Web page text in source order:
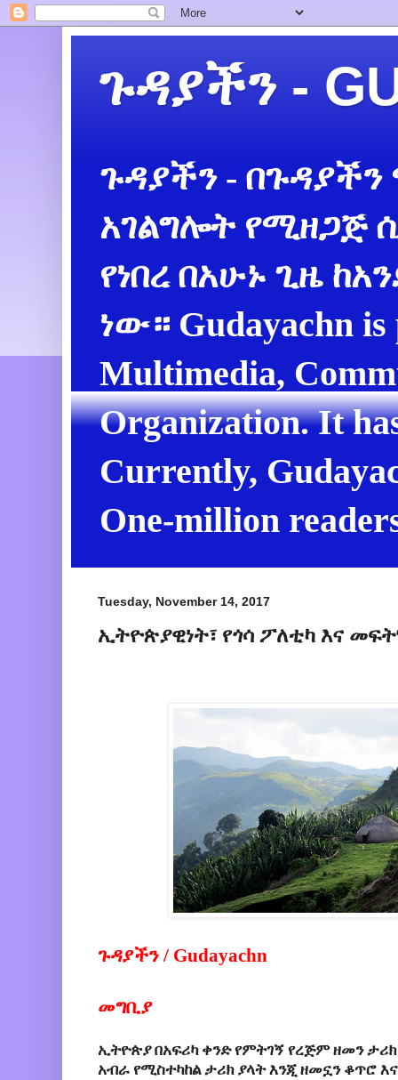
ጉዳያችን -
ጉዳያችን -
አገልግሎት የሚዘጋጅ
የነበረ በአሁኑ ጊዜ
ነው። Gudayachn is
Multimedia,
Organization. It
Currently,
One-million
Tuesday, November 14, 2017
ኢትዮጵያዊነት፣ የጎሳ ፖለቲካ እና
ጉዳያችን / Gudayachn
መግቢያ
ኢትዮጵያ በአፍሪካ ቀንድ የምትገኝ የረጅም ዘመን ታሪክ
አብራ የሚስተካከል ታሪክ ያላት እንጂ ዘመኗን ቆጥሮ እና